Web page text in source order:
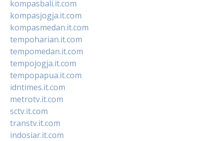
kompasbali.it.com
kompasjogja.it.com
kompasmedan.it.com
tempoharian.it.com
tempomedan.it.com
tempojogja.it.com
tempopapua.it.com
idntimes.it.com
metrotv.it.com
sctv.it.com
transtv.it.com
indosiar.it.com